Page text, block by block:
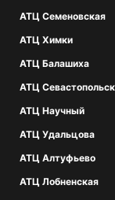
АТЦ Семеновская
АТЦ Химки
АТЦ Балашиха
АТЦ
АТЦ Научный
АТЦ Удальцова
АТЦ Алтуфьево
АТЦ Лобненская